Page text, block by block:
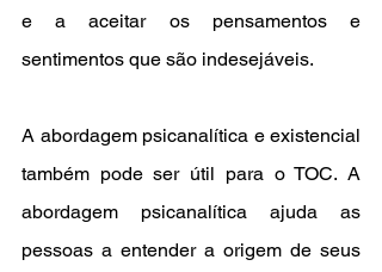
e a aceitar os pensamentos e
sentimentos que são indesejáveis.
A abordagem psicanalítica e existencial
também pode ser útil para o TOC. A
abordagem psicanalítica ajuda as
pessoas a entender a origem de seus